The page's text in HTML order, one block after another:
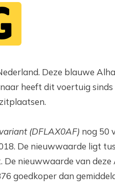
Deze blauwe
heeft dit voertuig
(DFLAX0AF) nog 50
De nieuwwaarde ligt
nieuwwaarde van
goedkoper dan